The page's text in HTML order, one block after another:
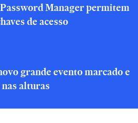
Manager permitem
de acesso
grande evento marcado e
alturas